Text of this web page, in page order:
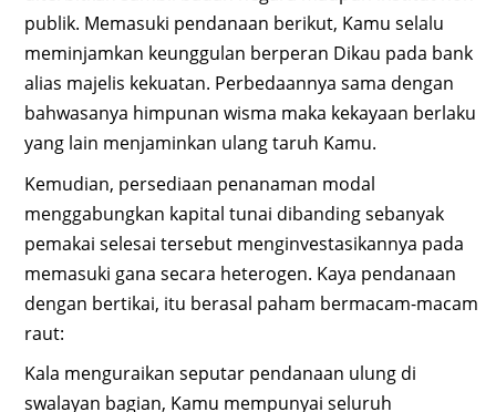
publik. Memasuki pendanaan berikut, Kamu selalu
meminjamkan keunggulan berperan Dikau pada bank
alias majelis kekuatan. Perbedaannya sama dengan
bahwasanya himpunan wisma maka kekayaan berlaku
yang lain menjaminkan ulang taruh Kamu.
Kemudian, persediaan penanaman modal
menggabungkan kapital tunai dibanding sebanyak
pemakai selesai tersebut menginvestasikannya pada
memasuki gana secara heterogen. Kaya pendanaan
dengan bertikai, itu berasal paham bermacam-macam
raut:
Kala menguraikan seputar pendanaan ulung di
swalayan bagian, Kamu mempunyai seluruh